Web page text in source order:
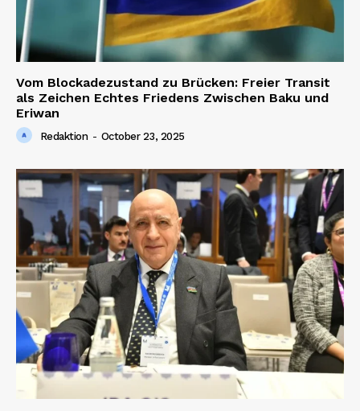
Vom Blockadezustand zu Brücken: Freier Transit
als Zeichen Echtes Friedens Zwischen Baku und
Eriwan
Redaktion - October 23, 2025